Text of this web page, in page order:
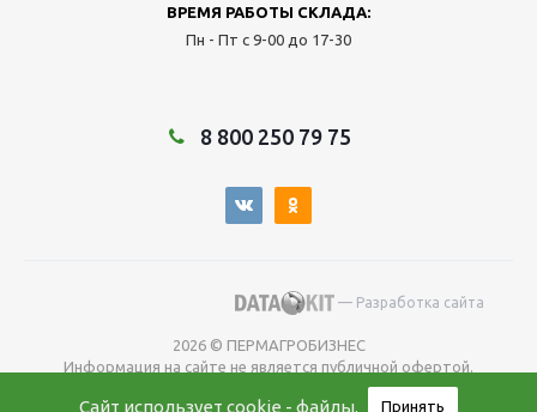
ВРЕМЯ РАБОТЫ СКЛАДА:
Пн - Пт с 9-00 до 17-30
8 800 250 79 75
— Разработка сайта
2026 © ПЕРМАГРОБИЗНЕС
Информация на сайте не является публичной офертой.
Сайт использует cookie - файлы. Принять